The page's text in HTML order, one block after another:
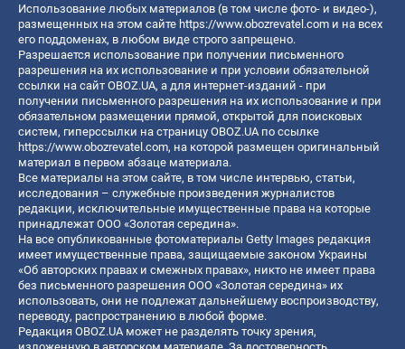
Использование любых материалов (в том числе фото- и видео-),
размещенных на этом сайте https://www.obozrevatel.com и на всех
его поддоменах, в любом виде строго запрещено.
Разрешается использование при получении письменного
разрешения на их использование и при условии обязательной
ссылки на сайт OBOZ.UA, а для интернет-изданий - при
получении письменного разрешения на их использование и при
обязательном размещении прямой, открытой для поисковых
систем, гиперссылки на страницу OBOZ.UA по ссылке
https://www.obozrevatel.com, на которой размещен оригинальный
материал в первом абзаце материала.
Все материалы на этом сайте, в том числе интервью, статьи,
исследования – служебные произведения журналистов
редакции, исключительные имущественные права на которые
принадлежат ООО «Золотая середина».
На все опубликованные фотоматериалы Getty Images редакция
имеет имущественные права, защищаемые законом Украины
«Об авторских правах и смежных правах», никто не имеет права
без письменного разрешения ООО «Золотая середина» их
использовать, они не подлежат дальнейшему воспроизводству,
переводу, распространению в любой форме.
Редакция OBOZ.UA может не разделять точку зрения,